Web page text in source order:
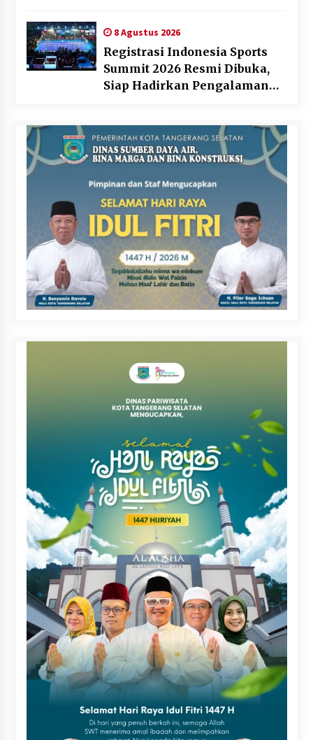
8 Agustus 2026
Registrasi Indonesia Sports
Summit 2026 Resmi Dibuka,
Siap Hadirkan Pengalaman